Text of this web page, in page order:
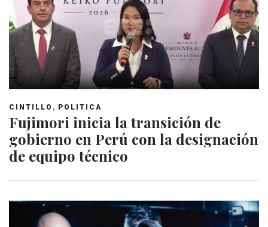
CINTILLO , POLITICA
Fujimori inicia la transición de
gobierno en Perú con la designación
de equipo técnico